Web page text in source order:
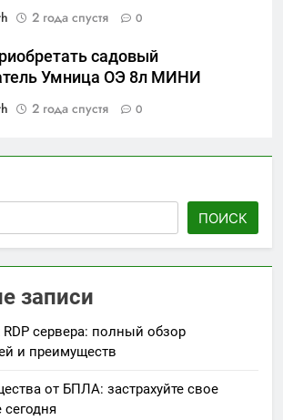
2 года спустя 0
садовый
Умница ОЭ 8л МИНИ
2 года спустя 0
ПОИСК
записи
сервера: полный обзор
и преимуществ
от БПЛА: застрахуйте свое